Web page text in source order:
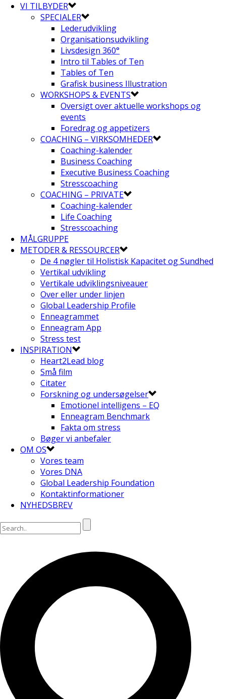
VI TILBYDER
SPECIALER
Lederudvikling
Organisationsudvikling
Livsdesign 360°
Intro til Tables of Ten
Tables of Ten
Grafisk business Illustration
WORKSHOPS & EVENTS
Oversigt over aktuelle workshops og
events
Foredrag og appetizers
COACHING – VIRKSOMHEDER
Coaching-kalender
Business Coaching
Executive Business Coaching
Stresscoaching
COACHING – PRIVATE
Coaching-kalender
Life Coaching
Stresscoaching
MÅLGRUPPE
METODER & RESSOURCER
De 4 nøgler til Holistisk Kapacitet og Sundhed
Vertikal udvikling
Vertikale udviklingsniveauer
Over eller under linjen
Global Leadership Profile
Enneagrammet
Enneagram App
Stress test
INSPIRATION
Heart2Lead blog
Små film
Citater
Forskning og undersøgelser
Emotionel intelligens – EQ
Enneagram Benchmark
Fakta om stress
Bøger vi anbefaler
OM OS
Vores team
Vores DNA
Global Leadership Foundation
Kontaktinformationer
NYHEDSBREV